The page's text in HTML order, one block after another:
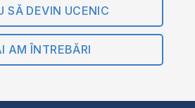
SĂ DEVIN UCENIC
AM ÎNTREBĂRI